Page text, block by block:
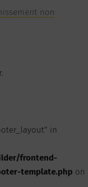
non
in
frontend-
template.php on